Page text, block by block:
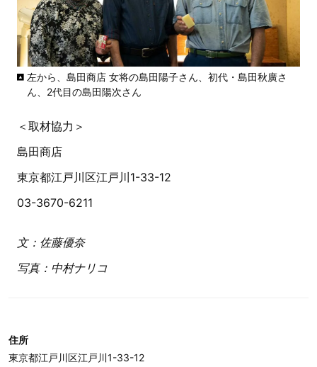
左から、島田商店 女将の島田陽子さん、初代・島田秋廣さ
ん、2代目の島田陽次さん
＜取材協力＞
島田商店
東京都江戸川区江戸川1-33-12
03-3670-6211
文：佐藤優奈
写真：中村ナリコ
住所
東京都江戸川区江戸川1-33-12